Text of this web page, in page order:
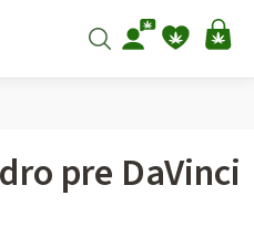
Hľadať
pre DaVinci